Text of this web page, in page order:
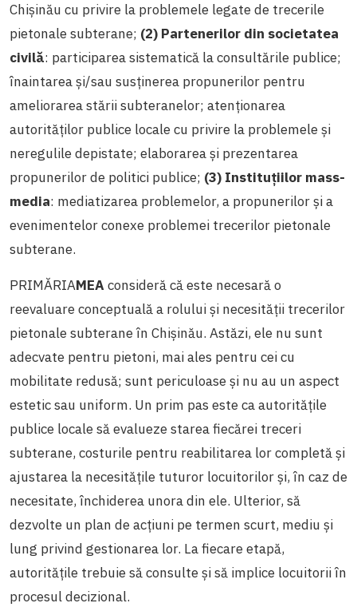
Chișinău cu privire la problemele legate de trecerile
pietonale subterane; (2) Partenerilor din societatea
civilă: participarea sistematică la consultările publice;
înaintarea și/sau susținerea propunerilor pentru
ameliorarea stării subteranelor; atenționarea
autorităților publice locale cu privire la problemele și
neregulile depistate; elaborarea și prezentarea
propunerilor de politici publice; (3) Instituțiilor mass-
media: mediatizarea problemelor, a propunerilor și a
evenimentelor conexe problemei trecerilor pietonale
subterane.
PRIMĂRIAMEAconsideră că este necesară o
reevaluare conceptuală a rolului și necesității trecerilor
pietonale subterane în Chișinău. Astăzi, ele nu sunt
adecvate pentru pietoni, mai ales pentru cei cu
mobilitate redusă; sunt periculoase și nu au un aspect
estetic sau uniform. Un prim pas este ca autoritățile
publice locale să evalueze starea fiecărei treceri
subterane, costurile pentru reabilitarea lor completă și
ajustarea la necesitățile tuturor locuitorilor și, în caz de
necesitate, închiderea unora din ele. Ulterior, să
dezvolte un plan de acțiuni pe termen scurt, mediu și
lung privind gestionarea lor. La fiecare etapă,
autoritățile trebuie să consulte și să implice locuitorii în
procesul decizional.